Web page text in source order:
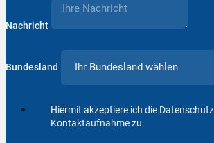
Nachricht
Bundesland
Hiermit akzeptiere ich die
Kontaktaufnahme zu.